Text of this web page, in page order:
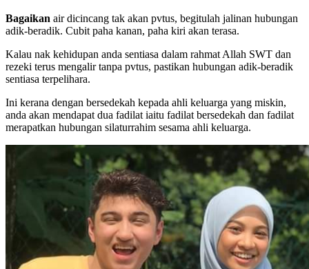
Bagaikan air dicincang tak akan pvtus, begitulah jalinan hubungan
adik-beradik. Cubit paha kanan, paha kiri akan terasa.
Kalau nak kehidupan anda sentiasa dalam rahmat Allah SWT dan
rezeki terus mengalir tanpa pvtus, pastikan hubungan adik-beradik
sentiasa terpelihara.
Ini kerana dengan bersedekah kepada ahli keluarga yang miskin,
anda akan mendapat dua fadilat iaitu fadilat bersedekah dan fadilat
merapatkan hubungan silaturrahim sesama ahli keluarga.